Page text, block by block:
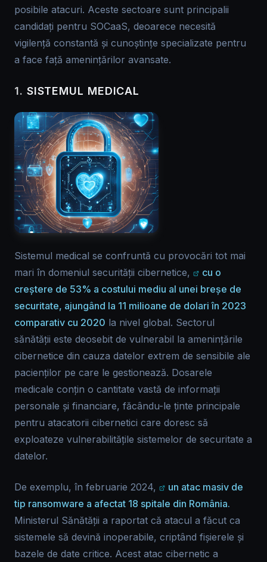
posibile atacuri. Aceste sectoare sunt principalii
candidați pentru SOCaaS, deoarece necesită
vigilență constantă și cunoștințe specializate pentru
a face față amenințărilor avansate.
1. SISTEMUL MEDICAL
Sistemul medical se confruntă cu provocări tot mai
mari în domeniul securității cibernetice,
cu o
creștere de 53% a costului mediu al unei breșe de
securitate, ajungând la 11 milioane de dolari în 2023
comparativ cu 2020 la nivel global. Sectorul
sănătății este deosebit de vulnerabil la amenințările
cibernetice din cauza datelor extrem de sensibile ale
pacienților pe care le gestionează. Dosarele
medicale conțin o cantitate vastă de informații
personale și financiare, făcându-le ținte principale
pentru atacatorii cibernetici care doresc să
exploateze vulnerabilitățile sistemelor de securitate a
datelor.
De exemplu, în februarie 2024,
un atac masiv de
tip ransomware a afectat 18 spitale din România.
Ministerul Sănătății a raportat că atacul a făcut ca
sistemele să devină inoperabile, criptând fișierele și
bazele de date critice. Acest atac cibernetic a